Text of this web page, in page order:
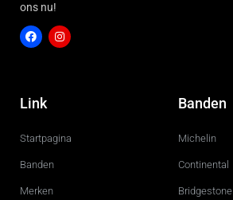
ons nu!
c
e
o
g
r
Link
Startpagina
Banden
Merken
Banden
Michelin
Continental
Bridgestone